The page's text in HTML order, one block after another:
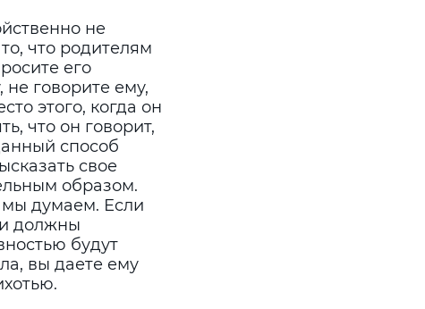
не
что родителям
его
говорите ему,
этого, когда он
что он говорит,
способ
свое
образом.
думаем. Если
должны
будут
вы даете ему